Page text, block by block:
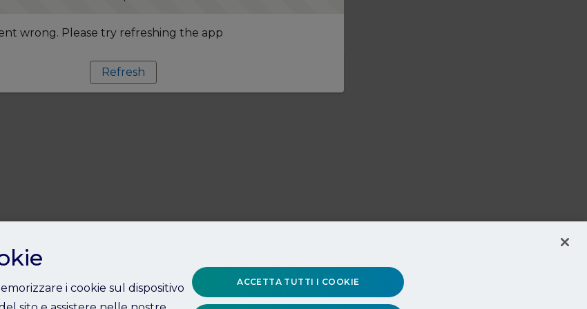
wrong. Please try refreshing the app
Refresh
i cookie sul dispositivo
ACCETTA TUTTI I COOKIE